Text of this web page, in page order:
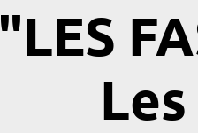
"LES